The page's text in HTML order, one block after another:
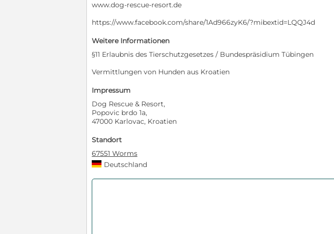
www.dog-rescue-resort.de
https://www.facebook.com/share/1Ad966zyK6/?mibextid=LQQJ4d
Weitere Informationen
§11 Erlaubnis des Tierschutzgesetzes / Bundespräsidium Tübingen
Vermittlungen von Hunden aus Kroatien
Impressum
Dog Rescue & Resort,
Popovic brdo 1a,
47000 Karlovac, Kroatien
Standort
67551 Worms
Deutschland